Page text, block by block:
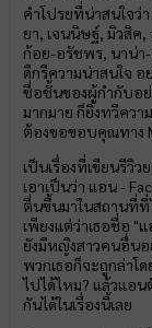
คำโปรยที่น่าสนใจ
ยา, เจนนิษฐ์, มิวสิ
ก้อย-อรัชพร, นาน่า
ดีกรีความน่าสนใจ
ชื่อชั้นของผู้กำกับอย่
มากมาย ก็ยิ่งทวีคว
ต้องขอขอบคุณทาง
เป็นเรื่องที่เขียนรีวิ
เอาเป็นว่า แอน -
ตื่นขึ้นมาในสถานที่ที่
เพียงแต่ว่าเธอชื่อ "
ยังมีหญิงสาวคนอื่น
พวกเธอก็จะถูกล่าโ
ไปได้ไหม? แล้วแอ
กันได้ในเรื่องนี้เลย